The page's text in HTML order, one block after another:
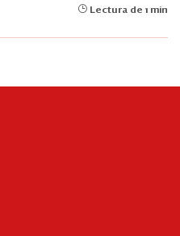
Lectura de 1 min